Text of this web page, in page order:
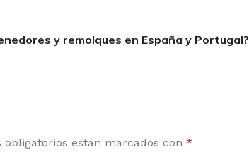
y remolques en España y Portugal?
obligatorios están marcados con *